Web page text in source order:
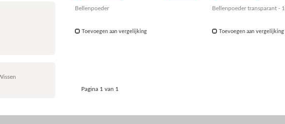
Bellenpoeder
Toevoegen aan vergelijking
Bellenpoeder transparant -
Toevoegen aan vergelijking
Pagina 1 van 1